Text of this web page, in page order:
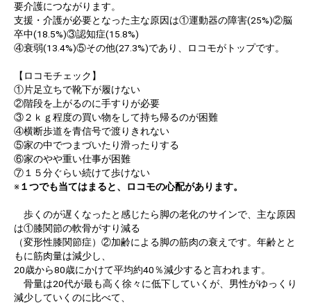
要介護につながります。
支援・介護が必要となった主な原因は①運動器の障害(25%)②脳
卒中(18.5%)③認知症(15.8%)
④衰弱(13.4%)⑤その他(27.3%)であり、ロコモがトップです。
【ロコモチェック】
①片足立ちで靴下が履けない
②階段を上がるのに手すりが必要
③２ｋｇ程度の買い物をして持ち帰るのが困難
④横断歩道を青信号で渡りきれない
⑤家の中でつまづいたり滑ったりする
⑥家のやや重い仕事が困難
⑦１５分ぐらい続けて歩けない
※１つでも当てはまると、ロコモの心配があります。
歩くのが遅くなったと感じたら脚の老化のサインで、主な原因
は①膝関節の軟骨がすり減る
（変形性膝関節症）②加齢による脚の筋肉の衰えです。年齢とと
もに筋肉量は減少し、
20歳から80歳にかけて平均約40％減少すると言われます。
骨量は20代が最も高く徐々に低下していくが、男性がゆっくり
減少していくのに比べて、